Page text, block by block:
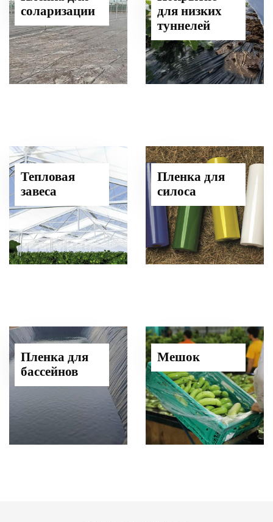
соларизации
для низких
туннелей
Тепловая
завеса
Пленка для
силоса
Пленка для
бассейнов
Мешок